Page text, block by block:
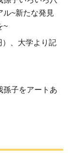
ル~新たな発見
~
、大学より記
孫子をアートあ